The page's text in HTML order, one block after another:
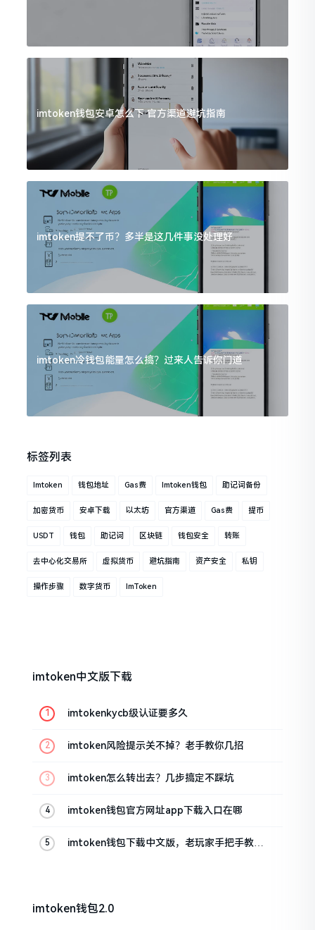
imtoken钱包安卓怎么下 官方渠道避坑指南
imtoken提不了币？多半是这几件事没处理好
imtoken冷钱包能量怎么搞？过来人告诉你门道
标签列表
Imtoken 钱包地址 Gas费 Imtoken钱包 助记词备份
加密货币 安卓下载 以太坊 官方渠道 Gas费 提币
USDT 钱包 助记词 区块链 钱包安全 转账
去中心化交易所 虚拟货币 避坑指南 资产安全 私钥
操作步骤 数字货币 ImToken
imtoken中文版下载
imtokenkycb级认证要多久
imtoken风险提示关不掉？老手教你几招
imtoken怎么转出去？几步搞定不踩坑
imtoken钱包官方网址app下载入口在哪
imtoken钱包下载中文版，老玩家手把手教你
imtoken钱包2.0